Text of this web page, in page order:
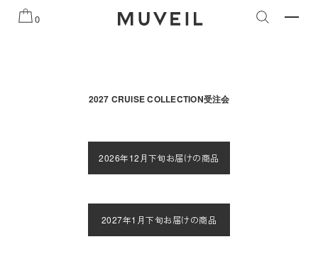
らせ 2026 AUTUMN WINTER COLLECTION 2026
0
2027 CRUISE COLLECTION受注会
2026年12月下旬お届けの商品
2027年1月下旬お届けの商品